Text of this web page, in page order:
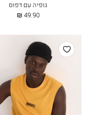
גופיה עם דפוס
החל
49.90 ₪
הוסף
למועדפים